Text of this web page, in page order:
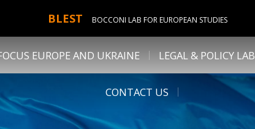
BLEST BOCCONI LAB FOR EUROPEAN STUDIES
EUROPE AND UKRAINE LEGAL & POLICY LAB
CONTACT US